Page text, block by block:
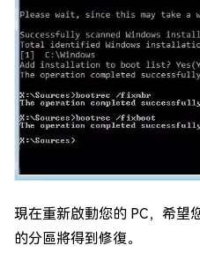
現在重新啟動您的 PC，希望
的分區將得到修復。